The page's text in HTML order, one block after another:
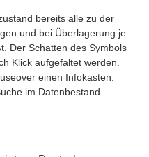
bereits alle zu der
und bei Überlagerung je
Der Schatten des Symbols
Klick aufgefaltet werden.
einen Infokasten.
im Datenbestand